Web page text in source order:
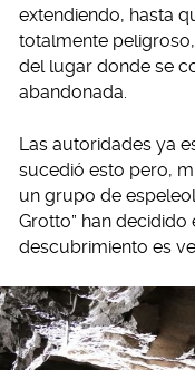
extendiendo, hasta
totalmente
del lugar donde se
abandonada.
Las autoridades ya
sucedió esto pero,
un grupo de
Grotto” han decidido
descubrimiento es